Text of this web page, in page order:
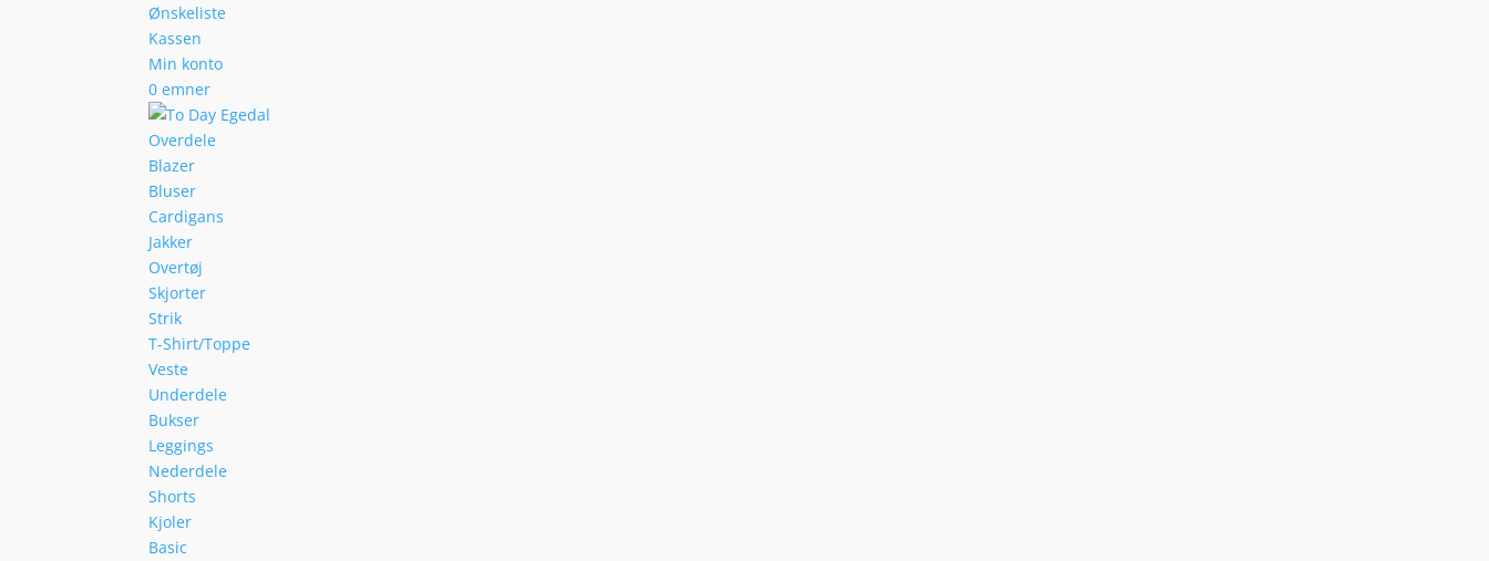
Ønskeliste
Kassen
Min konto
0 emner
Overdele
Blazer
Bluser
Cardigans
Jakker
Overtøj
Skjorter
Strik
T-Shirt/Toppe
Veste
Underdele
Bukser
Leggings
Nederdele
Shorts
Kjoler
Basic